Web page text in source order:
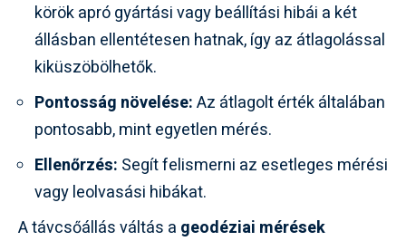
körök apró gyártási vagy beállítási hibái a két
állásban ellentétesen hatnak, így az átlagolással
kiküszöbölhetők.
Pontosság növelése:Az átlagolt érték általában
pontosabb, mint egyetlen mérés.
Ellenőrzés: Segít felismerni az esetleges mérési
vagy leolvasási hibákat.
A távcsőállás váltás a geodéziai mérések